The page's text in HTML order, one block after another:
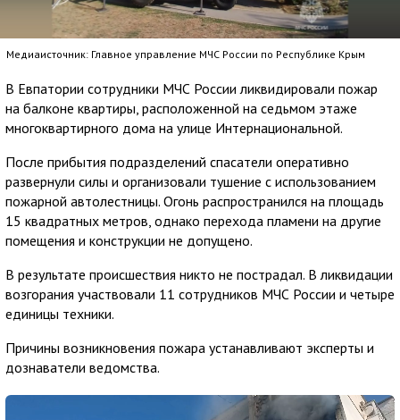
Медиаисточник: Главное управление МЧС России по Республике Крым
В Евпатории сотрудники МЧС России ликвидировали пожар
на балконе квартиры, расположенной на седьмом этаже
многоквартирного дома на улице Интернациональной.
После прибытия подразделений спасатели оперативно
развернули силы и организовали тушение с использованием
пожарной автолестницы. Огонь распространился на площадь
15 квадратных метров, однако перехода пламени на другие
помещения и конструкции не допущено.
В результате происшествия никто не пострадал. В ликвидации
возгорания участвовали 11 сотрудников МЧС России и четыре
единицы техники.
Причины возникновения пожара устанавливают эксперты и
дознаватели ведомства.